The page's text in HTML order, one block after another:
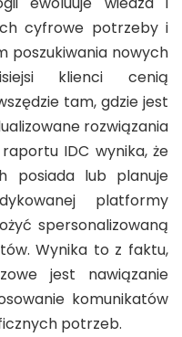
cyfrowe potrzeby i
poszukiwania nowych
klienci cenią
tam, gdzie jest
rozwiązania
IDC wynika, że
posiada lub planuje
platformy
spersonalizowaną
Wynika to z faktu,
jest nawiązanie
komunikatów
potrzeb.